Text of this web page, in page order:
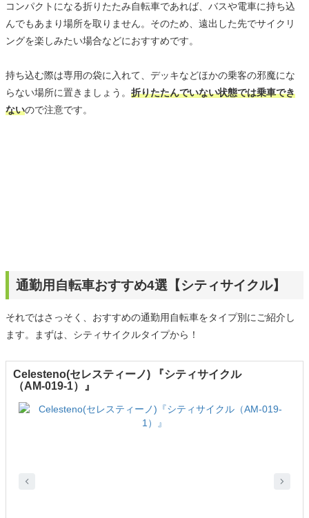
コンパクトになる折りたたみ自転車であれば、バスや電車に持ち込
んでもあまり場所を取りません。そのため、遠出した先でサイクリ
ングを楽しみたい場合などにおすすめです。
持ち込む際は専用の袋に入れて、デッキなどほかの乗客の邪魔にな
らない場所に置きましょう。 折りたたんでいない状態では乗車でき
ないので注意です。
通勤用自転車おすすめ4選【シティサイクル】
それではさっそく、おすすめの通勤用自転車をタイプ別にご紹介し
ます。まずは、シティサイクルタイプから！
Celesteno(セレスティーノ) 『シティサイクル
（AM-019-1）』